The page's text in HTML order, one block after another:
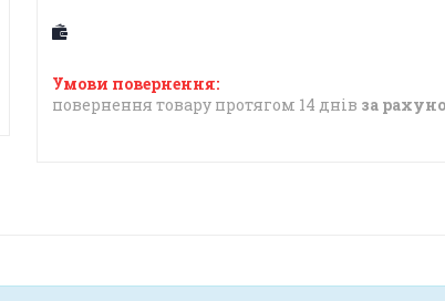
повернення товару протягом 14 днів за